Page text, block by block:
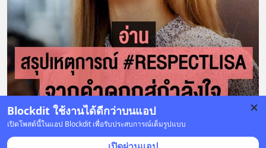
Blockdit ใช้งานได้ดีกว่าบนแอป
เปิดโพสต์นี้ในแอป Blockdit เพื่อรับประสบการณ์เต็มรูปแบบ
43 บันทึก 332 15 17